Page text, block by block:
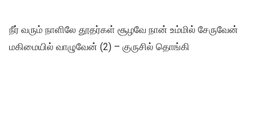
நீர் வரும் நாளிலே தூதர்கள் சூழவே நான் உம்மில் சேருவேன்
மகிமையில் வாழுவேன் (2) – குருசில் தொங்கி